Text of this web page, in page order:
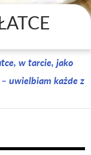
w tarcie, jako
uwielbiam każde z